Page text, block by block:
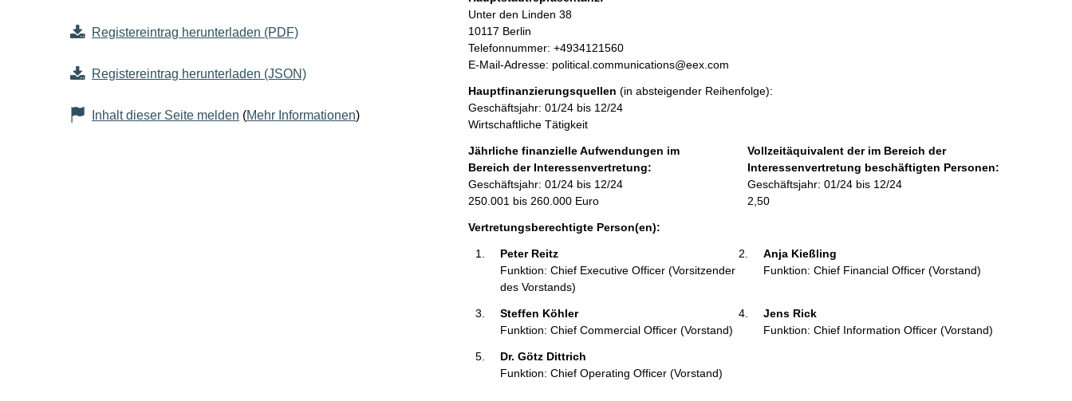
Registereintrag herunterladen (PDF)
Registereintrag herunterladen (JSON)
Inhalt dieser Seite melden (Mehr Informationen)
t
r
i
o
n
e
A
d
r
e
s
e
Unter den Linden 38
10117 Berlin
K
o
t
a
k
t
i
n
f
r
m
Telefonnummer: +4934121560
E-Mail-Adresse: political.communications@eex.com
Hauptfinanzierungsquellen (in absteigender Reihenfolge):
Geschäftsjahr: 01/24 bis 12/24
Wirtschaftliche Tätigkeit
Jährliche finanzielle Aufwendungen im
Bereich der Interessenvertretung:
Geschäftsjahr: 01/24 bis 12/24
250.001 bis 260.000 Euro
Vollzeitäquivalent der im Bereich der
Interessenvertretung beschäftigten Personen:
Geschäftsjahr: 01/24 bis 12/24
2,50
Vertretungsberechtigte Person(en):
Peter Reitz
Funktion: Chief Executive Officer (Vorsitzender
des Vorstands)
Anja Kießling
Funktion: Chief Financial Officer (Vorstand)
Steffen Köhler
Funktion: Chief Commercial Officer (Vorstand)
Jens Rick
Funktion: Chief Information Officer (Vorstand)
Dr. Götz Dittrich
Funktion: Chief Operating Officer (Vorstand)